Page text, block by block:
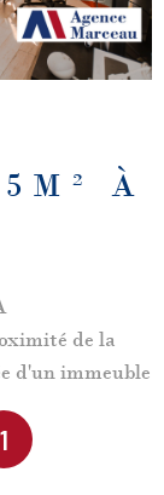
À
de la
d'un immeuble
24,5 m²
équipée, salle
hauteur sous
1